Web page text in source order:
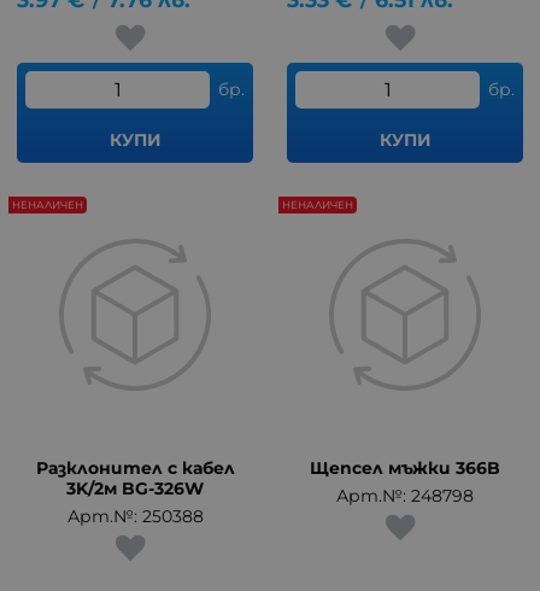
бр.
КУПИ
бр.
КУПИ
Разклонител с кабел
3K/2м BG-326W
Арт.№: 250388
НЕНАЛИЧЕН
Щепсел мъжки 366B
Арт.№: 248798
НЕНАЛИЧЕН